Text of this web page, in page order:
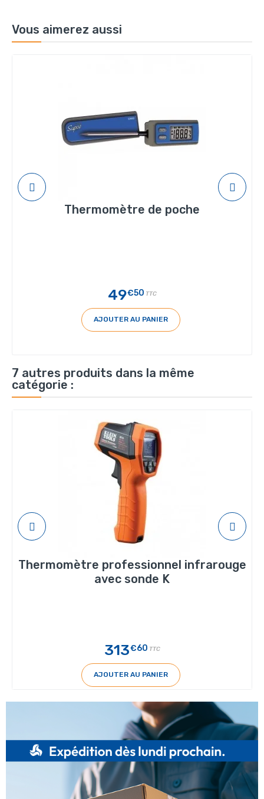
Vous aimerez aussi
Thermomètre de poche
49€50 TTC
AJOUTER AU PANIER
7 autres produits dans la même
catégorie :
Thermomètre professionnel infrarouge
avec sonde K
313€60 TTC
AJOUTER AU PANIER